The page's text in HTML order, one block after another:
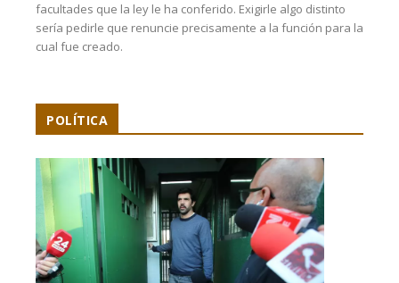
facultades que la ley le ha conferido. Exigirle algo distinto
sería pedirle que renuncie precisamente a la función para la
cual fue creado.
POLÍTICA